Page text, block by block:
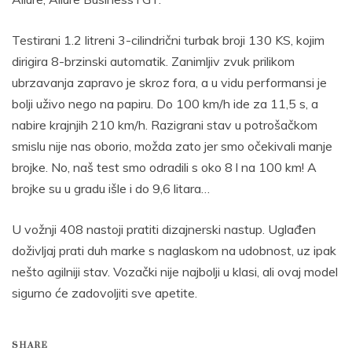
Testirani 1.2 litreni 3-cilindrični turbak broji 130 KS, kojim
dirigira 8-brzinski automatik. Zanimljiv zvuk prilikom
ubrzavanja zapravo je skroz fora, a u vidu performansi je
bolji uživo nego na papiru. Do 100 km/h ide za 11,5 s, a
nabire krajnjih 210 km/h. Razigrani stav u potrošačkom
smislu nije nas oborio, možda zato jer smo očekivali manje
brojke. No, naš test smo odradili s oko 8 l na 100 km! A
brojke su u gradu išle i do 9,6 litara…
U vožnji 408 nastoji pratiti dizajnerski nastup. Uglađen
doživljaj prati duh marke s naglaskom na udobnost, uz ipak
nešto agilniji stav. Vozački nije najbolji u klasi, ali ovaj model
sigurno će zadovoljiti sve apetite.
SHARE